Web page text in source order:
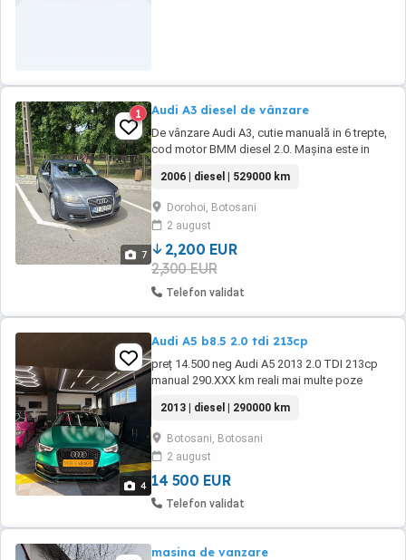
7
1 Audi A3 diesel de vânzare
De vânzare Audi A3, cutie manuală in 6 trepte,
cod motor BMM diesel 2.0. Mașina este in
decembrie a fost schimbată caseta de
direcție, in ianuarie ambreiaj nou chit complet
pe Luk, in martie revizie capitală motor și
chiulasă (schimbat cuzineți bielă, supape,
garnituri, ...
2006 | diesel | 529000 km
Dorohoi, Botosani
2 august
2,200 EUR
2,300 EUR
Telefon validat
4
Audi A5 b8.5 2.0 tdi 213cp
preț 14.500 neg Audi A5 2013 2.0 TDI 213cp
manual 290.XXX km reali mai multe poze
2013 | diesel | 290000 km
Botosani, Botosani
2 august
14 500 EUR
Telefon validat
masina de vanzare